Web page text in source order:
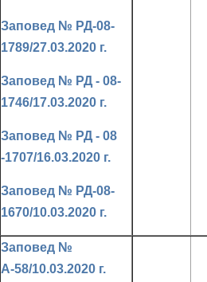
Заповед № РД-08-
1789/27.03.2020 г.
Заповед № РД - 08-
1746/17.03.2020 г.
Заповед № РД - 08
-1707/16.03.2020 г.
Заповед № РД-08-
1670/10.03.2020 г.
Заповед №
А-58/10.03.2020 г.